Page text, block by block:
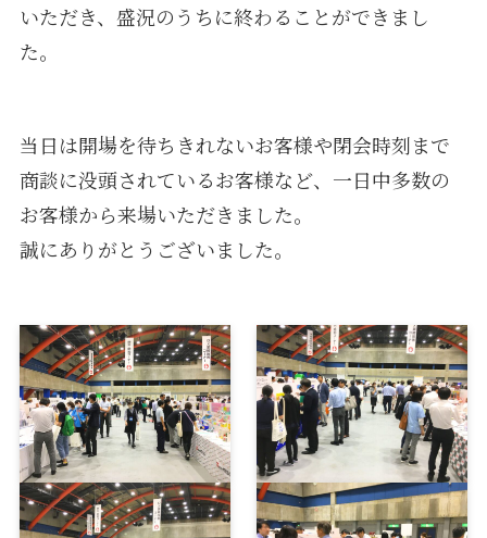
いただき、盛況のうちに終わることができまし
た。
当日は開場を待ちきれないお客様や閉会時刻まで
商談に没頭されているお客様など、一日中多数の
お客様から来場いただきました。
誠にありがとうございました。